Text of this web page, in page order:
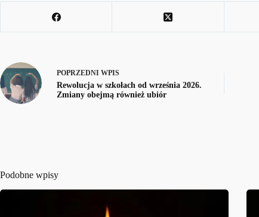
POPRZEDNI WPIS
Rewolucja w szkołach od września 2026.
Zmiany obejmą również ubiór
Podobne wpisy